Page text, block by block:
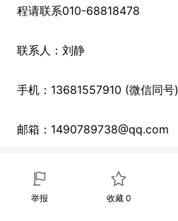
程请联系010-68818478
联系人：刘静
手机：13681557910 (微信同号)
邮箱：1490789738@qq.com
举报 收藏 0